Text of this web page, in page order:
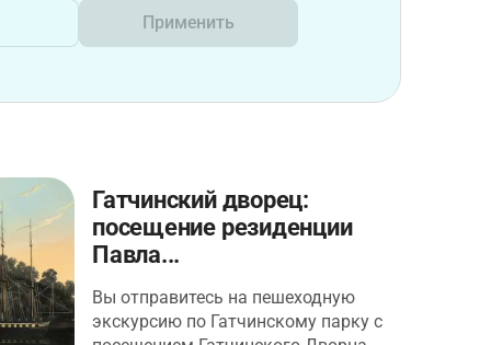
Применить
Гатчинский дворец:
посещение резиденции
Павла...
Вы отправитесь на пешеходную
экскурсию по Гатчинскому парку с